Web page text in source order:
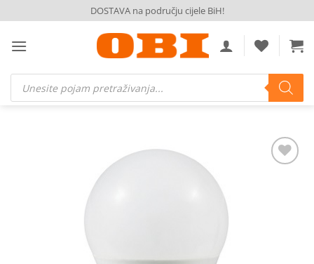
to
content
DOSTAVA na području cijele BiH!
Products
search